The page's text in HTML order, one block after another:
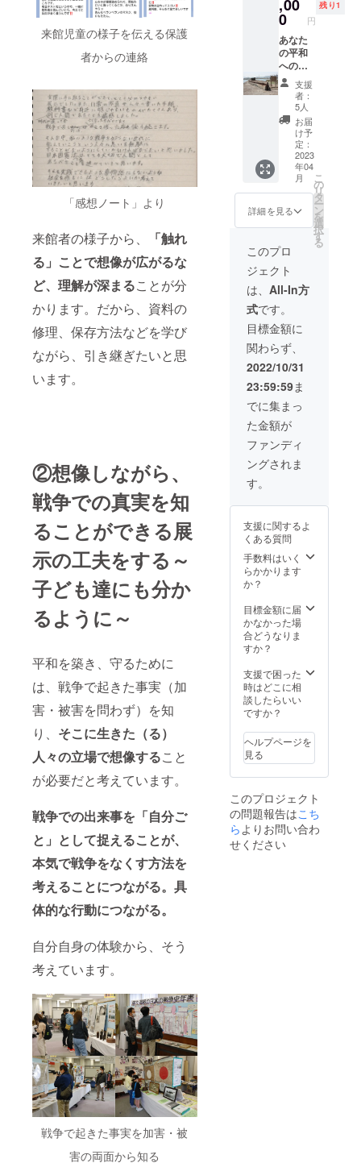
来館児童の様子を伝える保護
者からの連絡
「感想ノート」より
来館者の様子から、
「触れ
る」ことで想像が広がるな
ど、理解が深まることが分
かります。だから、資料の
修理、保存方法などを学び
ながら、引き継ぎたいと思
います。
②想像しながら、
戦争での真実を知
ることができる展
示の工夫をする～
子ども達にも分か
るように～
平和を築き、守るために
は、戦争で起きた事実（加
害・被害を問わず）を知
り、 そこに生きた（る）
人々の立場で想像すること
が必要だと考えています。
戦争での出来事を「自分ご
と」として捉えることが、
本気で戦争をなくす方法を
考えることにつながる。具
体的な行動につながる。
自分自身の体験から、そう
考えています。
戦争で起きた事実を加害・被
害の両面から知る
サフラ
ン酒』
（小川
未明作/
架空
社）
『きた
かぜと
たいよ
う』な
どがあ
る。 ※
一筆
箋…
17cm
30枚
※「学習
ついて
・対
象…幼
児から
中学生
くら
い （※
親子で
の参加
を勧め
ていま
す。大
人の方
でも、
「戦争
のこと
や歴史
のこと
ない
なぁ。
」とい
けで
す。）
「北九
州市の
当時の
当時の
子ども
達のく
らし」
「兵士
のこ
「爆弾
につい
て」…
参加さ
れる方
の相談
に応じ
す。 ＜
山福朱
実さん
のプロ
フィー
ル＞ イ
ラスト
レー
ター、
版画
家、絵
本作
家。 北
九州市
若松区
の小さ
まれ
本『ヤ
マネコ
毛布』
（復刻
ドット
コム）
『ぐる
うんぐ
（農文
協）
『砂漠
の町と
サフラ
ン酒』
（小川
社）
『きた
かぜと
たいよ
う』な
どがあ
6cm×2
cm 30
枚 白
8.2cm×
17cm
30枚
州の戦
争遺
跡」を
お届け
しま
す。
に、制作してく
ださることにな
りました。） ＜
山福朱実さんの
プロフィール＞
イラストレー
ター、版画家、
絵本作家。 北九
州市若松区の小
さな印刷屋に生
まれる。 絵本
『ヤマネコ毛
布』（復刻ドッ
トコム）『ぐる
うんぐるん』
（農文協）『砂
漠の町とサフラ
ン酒』（小川未
明作/架空社）
『きたかぜとた
いよう』などが
焼き付けようと
考えています。
て20文字くらい
でお願いしま
ブック北九州の
戦争遺跡」と
キャラクター
TICoの絵が入っ
た付箋と一筆箋
をお届けしま
す。また、資料
室来館時に野菜
の収穫（春…
ジャガイモ、
夏…キュウリや
イモ）体験をプ
す。 野菜の収穫
時期があります
ので、電話か
メールで来館日
程を決めたいと
思います。 実施
期間は、2023年
夏～2024年末ま
だきます。
,00
0 円
残り1
あなた
の平和
への想
いを書
いた札
を資料
室敷地
内に設
置させ
ていた
だきま
す。 ※
ご希望
の記載
内容を
へご記
入くだ
さい。
間伐
材や剪
定枝を
利用す
る予
定。直
径約
10cm以
下の輪
切りの
もの
に、焼
き付け
ようと
考えて
お名前
て20文
字くら
いでお
願いし
付き北
九州市
戦跡巡
は、元
「北九
州平和
資料
長であ
り、
「ガイ
ドブッ
州の戦
争遺
跡」の
執筆者
小野逸
支援
者：
5人
お届
け予
定：
2023
年04
月
詳細を見る
こ
の
リ
タ
ー
ン
を
選
択
す
る
このプロ
ジェクト
は、 All-In方
式です。
目標金額に
関わらず、
2022/10/31
23:59:59ま
でに集まっ
た金額が
ファンディ
ングされま
す。
支援に関するよ
くある質問
手数料はいく
らかかります
か？
目標金額に届
かなかった場
合どうなりま
すか？
支援で困った
時はどこに相
談したらいい
ですか？
ヘルプページを
見る
このプロジェクト
の問題報告はこち
らよりお問い合わ
せください